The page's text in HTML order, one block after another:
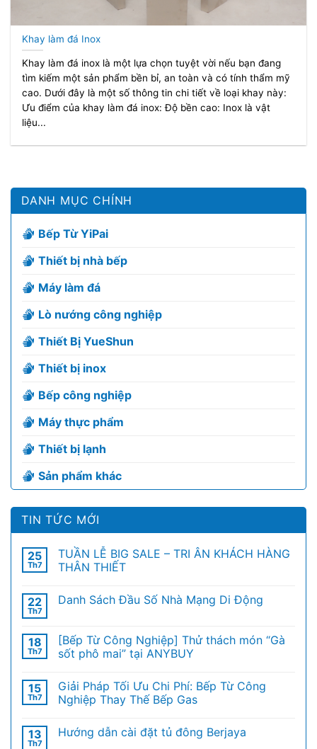
Khay làm đá Inox
Khay làm đá inox là một lựa chọn tuyệt vời nếu bạn đang
tìm kiếm một sản phẩm bền bỉ, an toàn và có tính thẩm mỹ
cao. Dưới đây là một số thông tin chi tiết về loại khay này:
Ưu điểm của khay làm đá inox: Độ bền cao: Inox là vật
liệu...
DANH MỤC CHÍNH
Bếp Từ YiPai
Thiết bị nhà bếp
Máy làm đá
Lò nướng công nghiệp
Thiết Bị YueShun
Thiết bị inox
Bếp công nghiệp
Máy thực phẩm
Thiết bị lạnh
Sản phẩm khác
TIN TỨC MỚI
25
Th7
TUẦN LỄ BIG SALE – TRI ÂN KHÁCH HÀNG
THÂN THIẾT
22
Th7
Danh Sách Đầu Số Nhà Mạng Di Động
18
Th7
[Bếp Từ Công Nghiệp] Thử thách món “Gà
sốt phô mai” tại ANYBUY
15
Th7
Giải Pháp Tối Ưu Chi Phí: Bếp Từ Công
Nghiệp Thay Thế Bếp Gas
13
Th7
Hướng dẫn cài đặt tủ đông Berjaya